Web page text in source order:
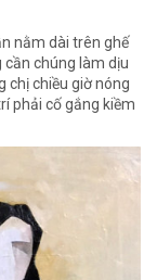
nằm dài trên ghế
cần chúng làm dịu
chị chiều giờ nóng
phải cố gắng kiềm